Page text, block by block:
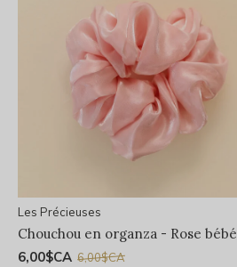
Les Précieuses
Chouchou en organza - Rose bébé
6,00$CA 6,00$CA